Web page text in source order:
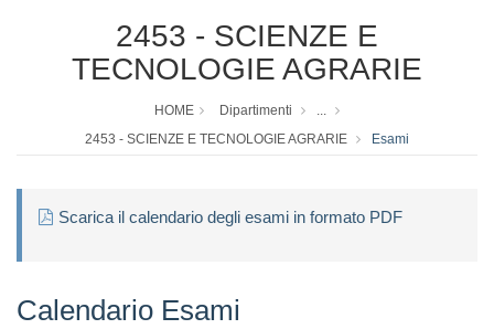
2453 - SCIENZE E
TECNOLOGIE AGRARIE
HOME Dipartimenti
...
2453 - SCIENZE E TECNOLOGIE AGRARIE
Esami
Scarica il calendario degli esami in formato PDF
Calendario Esami